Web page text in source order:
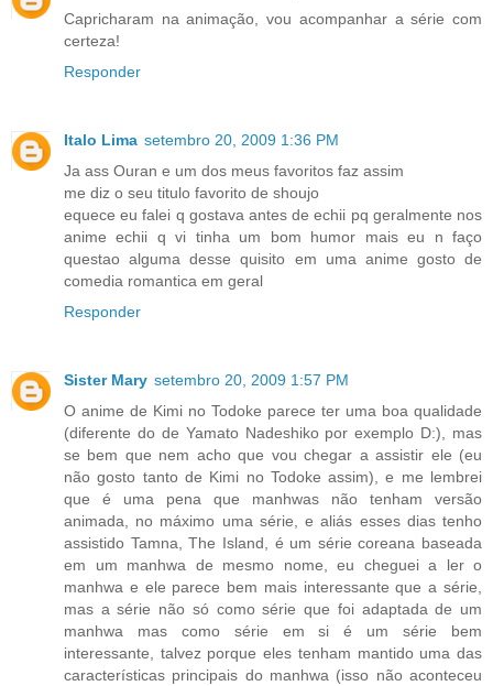
Capricharam na animação, vou acompanhar a série com
certeza!
Responder
Italo Lima setembro 20, 2009 1:36 PM
Ja ass Ouran e um dos meus favoritos faz assim
me diz o seu titulo favorito de shoujo
equece eu falei q gostava antes de echii pq geralmente nos
anime echii q vi tinha um bom humor mais eu n faço
questao alguma desse quisito em uma anime gosto de
comedia romantica em geral
Responder
Sister Mary setembro 20, 2009 1:57 PM
O anime de Kimi no Todoke parece ter uma boa qualidade
(diferente do de Yamato Nadeshiko por exemplo D:), mas
se bem que nem acho que vou chegar a assistir ele (eu
não gosto tanto de Kimi no Todoke assim), e me lembrei
que é uma pena que manhwas não tenham versão
animada, no máximo uma série, e aliás esses dias tenho
assistido Tamna, The Island, é um série coreana baseada
em um manhwa de mesmo nome, eu cheguei a ler o
manhwa e ele parece bem mais interessante que a série,
mas a série não só como série que foi adaptada de um
manhwa mas como série em si é um série bem
interessante, talvez porque eles tenham mantido uma das
características principais do manhwa (isso não aconteceu